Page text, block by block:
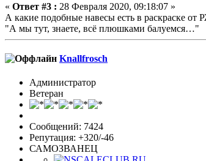
« Ответ #3 : 28 Февраля 2020, 09:18:07 »
А какие подобные навесы есть в раскраске от
"А мы тут, знаете, всё плюшками балуемся…"
Knallfrosch
Администратор
Ветеран
Сообщений: 7424
Репутация: +320/-46
САМОЗВАНЕЦ